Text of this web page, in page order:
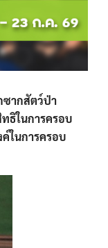
ซากสัตว์ป่า
ธิในการครอบ
ในการครอบ